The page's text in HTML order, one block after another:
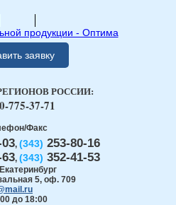
заявку
Факс
, (343) 253-80-16
, (343) 352-41-53
5, оф. 709
до 18:00
РОССИИ:
775-37-71